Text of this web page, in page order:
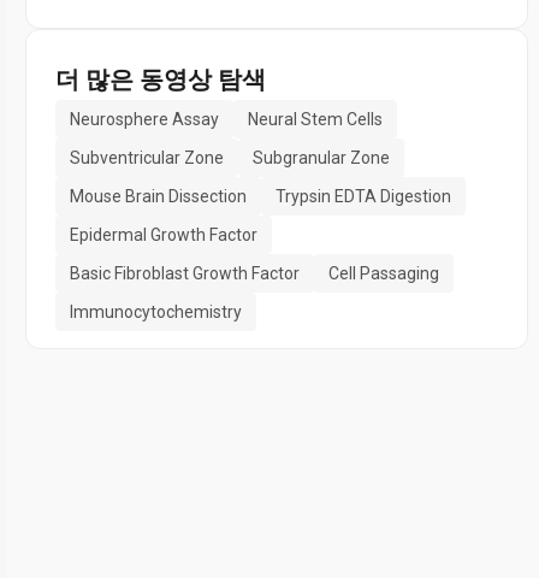
더 많은 동영상 탐색
Neurosphere Assay
Neural Stem Cells
Subventricular Zone
Subgranular Zone
Mouse Brain Dissection
Trypsin EDTA Digestion
Epidermal Growth Factor
Basic Fibroblast Growth Factor
Cell Passaging
Immunocytochemistry